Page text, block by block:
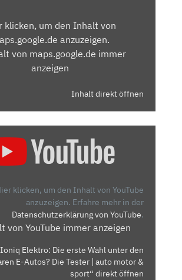
klicken, um den Inhalt von
anzuzeigen.
von maps.google.de immer
anzeigen
Inhalt direkt öffnen
klicken, um den Inhalt von YouTube
anzuzeigen. Erfahre mehr in der
Datenschutzerklärung von YouTube.
von YouTube immer anzeigen
Elektro: Die erste Wahl unter den
E-Autos? Die Tester | auto motor &
sport“ direkt öffnen